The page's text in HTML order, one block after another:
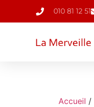
010 81 12 51
Accueil /